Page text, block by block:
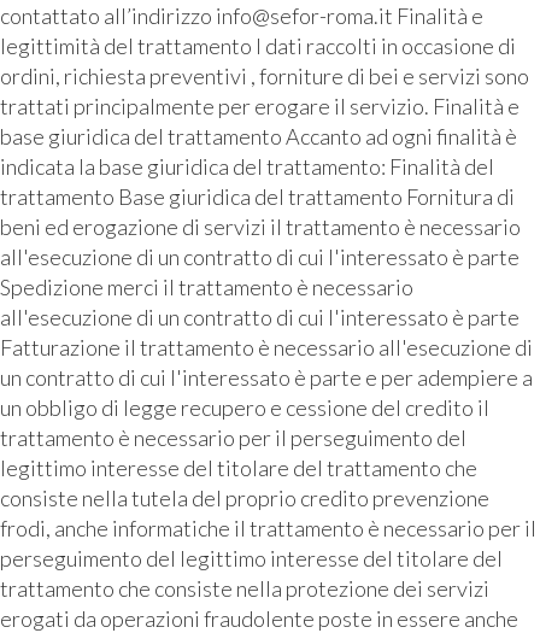
contattato all’indirizzo info@sefor-roma.it Finalità e
legittimità del trattamento I dati raccolti in occasione di
ordini, richiesta preventivi , forniture di bei e servizi sono
trattati principalmente per erogare il servizio. Finalità e
base giuridica del trattamento Accanto ad ogni finalità è
indicata la base giuridica del trattamento: Finalità del
trattamento Base giuridica del trattamento Fornitura di
beni ed erogazione di servizi il trattamento è necessario
all'esecuzione di un contratto di cui l'interessato è parte
Spedizione merci il trattamento è necessario
all'esecuzione di un contratto di cui l'interessato è parte
Fatturazione il trattamento è necessario all'esecuzione di
un contratto di cui l'interessato è parte e per adempiere a
un obbligo di legge recupero e cessione del credito il
trattamento è necessario per il perseguimento del
legittimo interesse del titolare del trattamento che
consiste nella tutela del proprio credito prevenzione
frodi, anche informatiche il trattamento è necessario per il
perseguimento del legittimo interesse del titolare del
trattamento che consiste nella protezione dei servizi
erogati da operazioni fraudolente poste in essere anche